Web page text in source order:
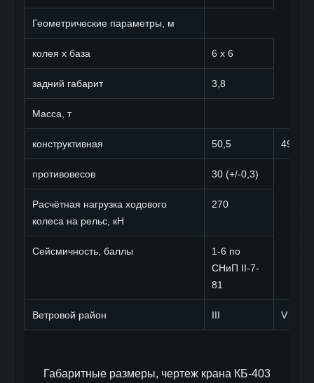
Геометрические параметры, м
колея х база 6 х 6
задний габарит 3,8
Масса, т
конструктивная 50,5 49,2
противовесов 30 (+/-0,3)
Расчётная нагрузка ходового
колеса на рельс, кН
270
Сейсмичность, баллы
1-6 по
СНиП II-7-
81
Ветровой район III V
Габаритные размеры, чертеж крана КБ-403